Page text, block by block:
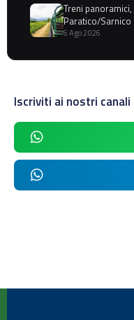
Treni
Paratico/Sarnico
6 Ago 2026
Iscriviti ai nostri canali